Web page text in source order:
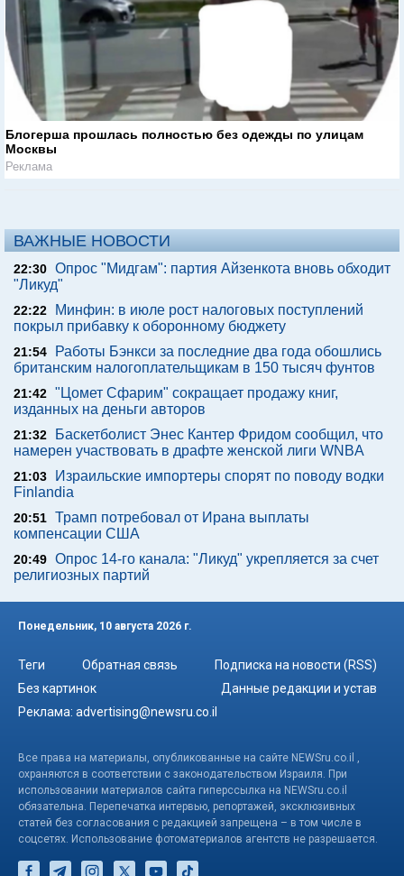
Блогерша прошлась полностью без одежды по улицам
Москвы
Реклама
ВАЖНЫЕ НОВОСТИ
22:30 Опрос "Мидгам": партия Айзенкота вновь обходит
"Ликуд"
22:22
Минфин: в июле рост налоговых поступлений
покрыл прибавку к оборонному бюджету
21:54
Работы Бэнкси за последние два года обошлись
британским налогоплательщикам в 150 тысяч фунтов
21:42 "Цомет Сфарим" сокращает продажу книг,
изданных на деньги авторов
21:32
Баскетболист Энес Кантер Фридом сообщил, что
намерен участвовать в драфте женской лиги WNBA
21:03
Израильские импортеры спорят по поводу водки
Finlandia
20:51 Трамп потребовал от Ирана выплаты
компенсации США
20:49 Опрос 14-го канала: "Ликуд" укрепляется за счет
религиозных партий
Понедельник, 10 августа 2026 г.
Теги Обратная связь
Подписка на новости (RSS)
Без картинок
Данные редакции и устав
Реклама: advertising@newsru.co.il
Все права на материалы, опубликованные на сайте NEWSru.co.il ,
охраняются в соответствии с законодательством Израиля. При
использовании материалов сайта гиперссылка на NEWSru.co.il
обязательна. Перепечатка интервью, репортажей, эксклюзивных
статей без согласования с редакцией запрещена – в том числе в
соцсетях. Использование фотоматериалов агентств не разрешается.